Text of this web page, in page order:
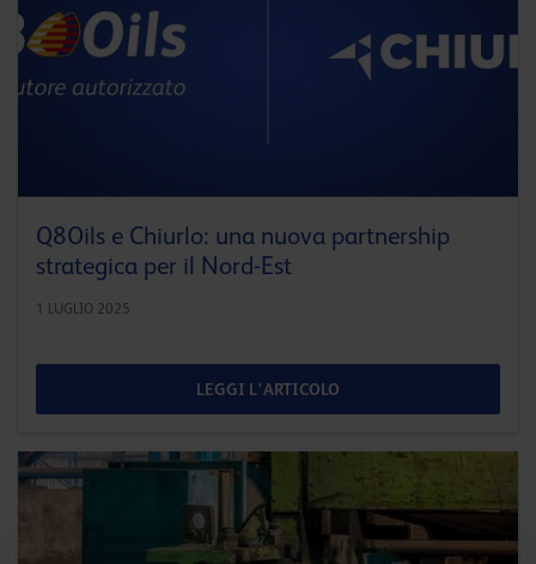
Q8Oils e Chiurlo: una nuova partnership
strategica per il Nord-Est
1 LUGLIO 2025
LEGGI L'ARTICOLO